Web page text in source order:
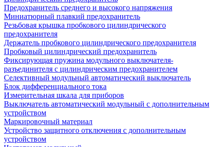
Предохранитель среднего и высокого напряжения
Миниатюрный плавкий предохранитель
Резьбовая крышка пробкового цилиндрического
предохранителя
Держатель пробкового цилиндрического предохранителя
Пробковый цилиндрический предохранитель
Фиксирующая пружина модульного выключателя-
разъединителя с цилиндрическим предохранителем
Селективный модульный автоматический выключатель
Блок дифференциального тока
Измерительная шкала для приборов
Выключатель автоматический модульный с дополнительным
устройством
Маркировочный материал
Устройство защитного отключения с дополнительным
устройством